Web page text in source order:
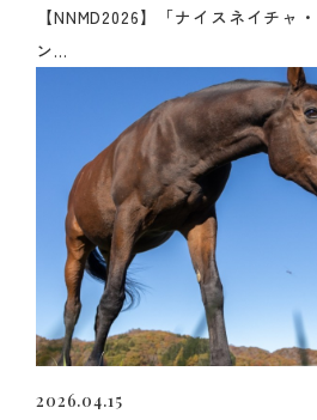
【NNMD2026】「ナイスネイチャ
ン...
2026.04.15